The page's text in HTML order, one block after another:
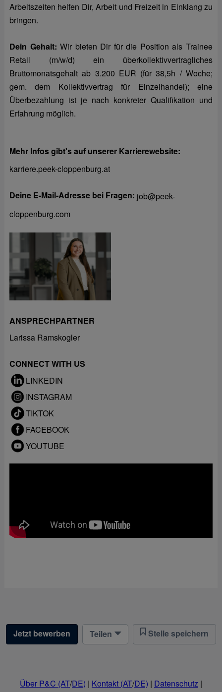
Arbeitszeiten helfen Dir, Arbeit und Freizeit in Einklang zu
bringen.
Dein Gehalt: Wir bieten Dir für die Position als Trainee
Retail (m/w/d) ein überkollektivvertragliches
Bruttomonatsgehalt ab 3.200 EUR (für 38,5h / Woche;
gem. dem Kollektivvertrag für Einzelhandel); eine
Überbezahlung ist je nach konkreter Qualifikation und
Erfahrung möglich.
Mehr Infos gibt's auf unserer Karrierewebsite:
karriere.peek-cloppenburg.at
Deine E-Mail-Adresse bei Fragen: job@peek-
cloppenburg.com
ANSPRECHPARTNER
Larissa Ramskogler
CONNECT WITH US
LINKEDIN
INSTAGRAM
TIKTOK
FACEBOOK
YOUTUBE
Jetzt bewerben Teilen Stelle speichern
Über P&C (AT/DE) | Kontakt (AT/DE) | Datenschutz |